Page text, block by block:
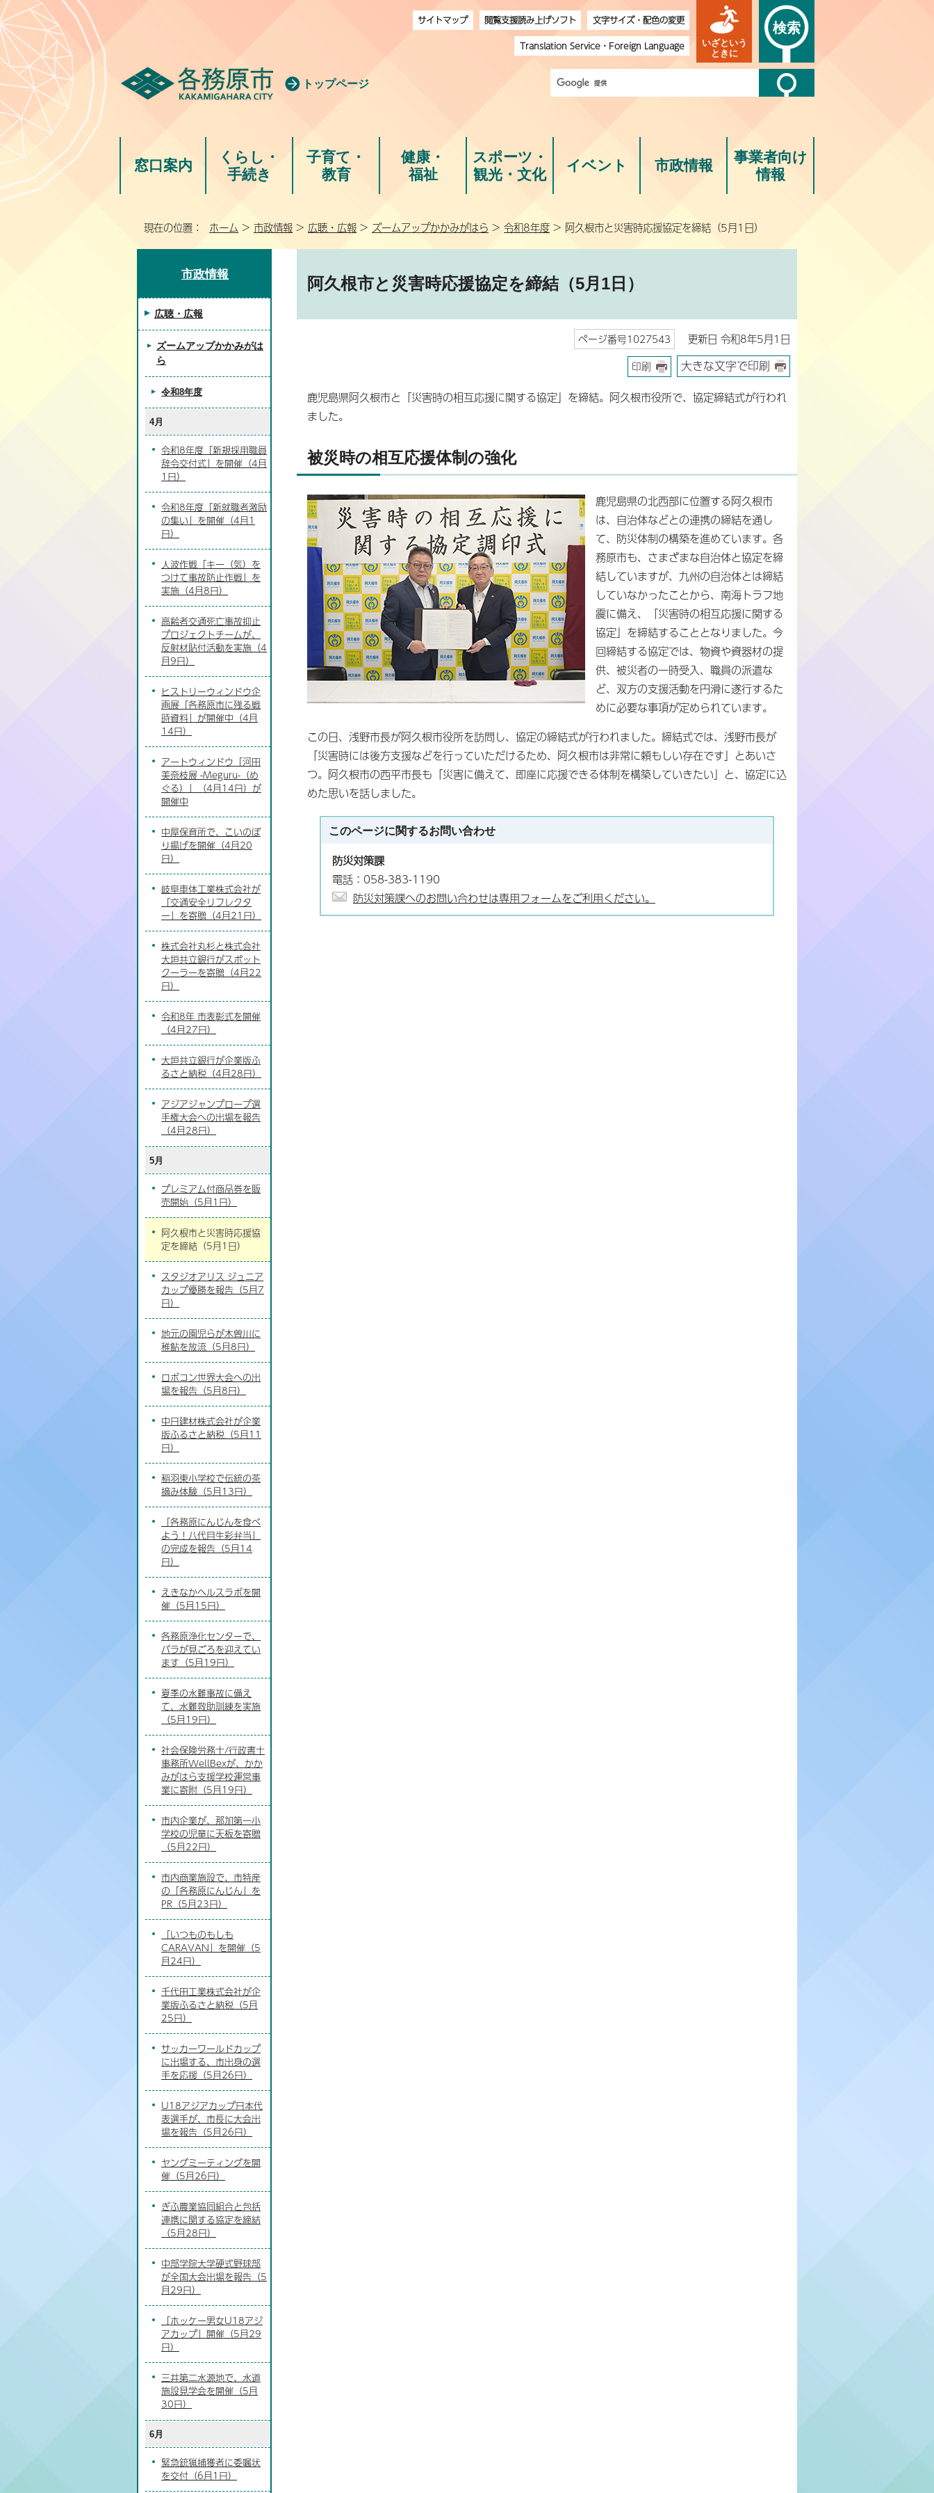
トップページ
サイトマップ 閲覧支援読み上げソフト
文字サイズ・配色の変更
Translation Service・ Foreign Language
いざという
ときに
検索
窓口案内
くらし・
手続き
子育て・
教育
健康・
福祉
スポーツ・
観光・文化
イベント 市政情報
事業者向け
情報
現在の位置： ホーム > 市政情報 > 広聴・広報 > ズームアップかかみがはら > 令和8年度 > 阿久根市と災害時応援協定を締結（5月1日）
阿久根市と災害時応援協定を締結（5月1日）
ページ番号1027543 更新日 令和8年5月1日
印刷 大きな文字で印刷
鹿児島県阿久根市と「災害時の相互応援に関する協定」を締結。阿久根市役所で、協定締結式が行われ
ました。
被災時の相互応援体制の強化
鹿児島県の北西部に位置する阿久根市
は、自治体などとの連携の締結を通し
て、防災体制の構築を進めています。各
務原市も、さまざまな自治体と協定を締
結していますが、九州の自治体とは締結
していなかったことから、南海トラフ地
震に備え、「災害時の相互応援に関する
協定」を締結することとなりました。今
回締結する協定では、物資や資器材の提
供、被災者の一時受入、職員の派遣な
ど、双方の支援活動を円滑に遂行するた
めに必要な事項が定められています。
この日、浅野市長が阿久根市役所を訪問し、協定の締結式が行われました。締結式では、浅野市長が
「災害時には後方支援などを行っていただけるため、阿久根市は非常に頼もしい存在です」とあいさ
つ。阿久根市の西平市長も「災害に備えて、即座に応援できる体制を構築していきたい」と、協定に込
めた思いを話しました。
このページに関するお問い合わせ
防災対策課
電話：058-383-1190
防災対策課へのお問い合わせは専用フォームをご利用ください。
市政情報
広聴・広報
ズームアップかかみがは
ら
令和8年度
4月
令和8年度「新規採用職員
辞令交付式」を開催（4月
1日）
令和8年度「新就職者激励
の集い」を開催（4月1
日）
人波作戦「キー（気）を
つけて事故防止作戦」を
実施（4月8日）
高齢者交通死亡事故抑止
プロジェクトチームが、
反射材貼付活動を実施（4
月9日）
ヒストリーウィンドウ企
画展「各務原市に残る戦
時資料」が開催中（4月
14日）
アートウィンドウ「河田
美奈枝展 -Meguru-（め
ぐる）」（4月14日）が
開催中
中屋保育所で、こいのぼ
り揚げを開催（4月20
日）
岐阜車体工業株式会社が
「交通安全リフレクタ
ー」を寄贈（4月21日）
株式会社丸杉と株式会社
大垣共立銀行がスポット
クーラーを寄贈（4月22
日）
令和8年 市表彰式を開催
（4月27日）
大垣共立銀行が企業版ふ
るさと納税（4月28日）
アジアジャンプロープ選
手権大会への出場を報告
（4月28日）
5月
プレミアム付商品券を販
売開始（5月1日）
阿久根市と災害時応援協
定を締結（5月1日）
スタジオアリス ジュニア
カップ優勝を報告（5月7
日）
地元の園児らが木曽川に
稚鮎を放流（5月8日）
ロボコン世界大会への出
場を報告（5月8日）
中日建材株式会社が企業
版ふるさと納税（5月11
日）
稲羽東小学校で伝統の茶
摘み体験（5月13日）
「各務原にんじんを食べ
よう！八代目生彩弁当」
の完成を報告（5月14
日）
えきなかヘルスラボを開
催（5月15日）
各務原浄化センターで、
バラが見ごろを迎えてい
ます（5月19日）
夏季の水難事故に備え
て、水難救助訓練を実施
（5月19日）
社会保険労務士/行政書士
事務所WellBexが、かか
みがはら支援学校運営事
業に寄附（5月19日）
市内企業が、那加第一小
学校の児童に天板を寄贈
（5月22日）
市内商業施設で、市特産
の「各務原にんじん」を
PR（5月23日）
「いつものもしも
CARAVAN」を開催（5
月24日）
千代田工業株式会社が企
業版ふるさと納税（5月
25日）
サッカーワールドカップ
に出場する、市出身の選
手を応援（5月26日）
U18アジアカップ日本代
表選手が、市長に大会出
場を報告（5月26日）
ヤングミーティングを開
催（5月26日）
ぎふ農業協同組合と包括
連携に関する協定を締結
（5月28日）
中部学院大学硬式野球部
が全国大会出場を報告（5
月29日）
「ホッケー男女U18アジ
アカップ」開催（5月29
日）
三井第二水源地で、水道
施設見学会を開催（5月
30日）
6月
緊急銃猟捕獲者に委嘱状
を交付（6月1日）